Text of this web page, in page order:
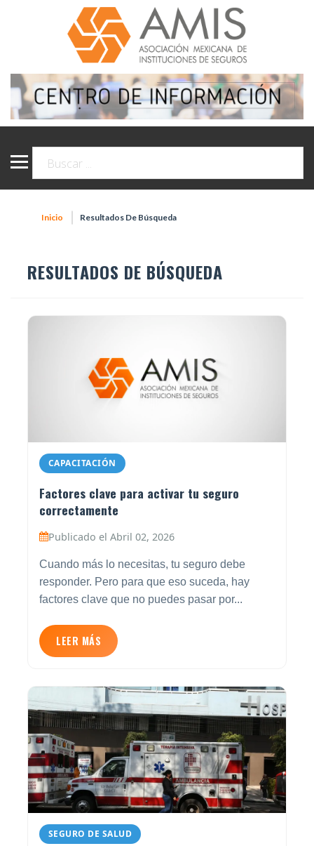
Inicio Resultados De Búsqueda
RESULTADOS DE BÚSQUEDA
CAPACITACIÓN
Factores clave para activar tu seguro
correctamente
Publicado el Abril 02, 2026
Cuando más lo necesitas, tu seguro debe
responder. Pero para que eso suceda, hay
factores clave que no puedes pasar por...
LEER MÁS
SEGURO DE SALUD